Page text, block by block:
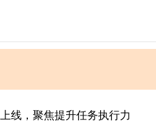
线，聚焦提升任务执行力